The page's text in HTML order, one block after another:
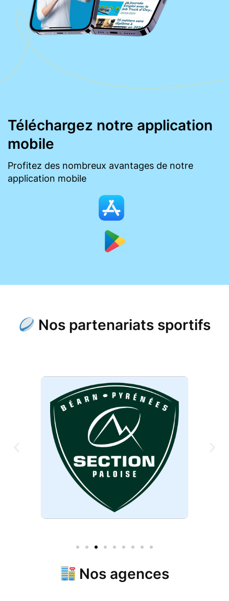
Téléchargez notre application
mobile
Profitez des nombreux avantages de notre
application mobile
Nos partenariats sportifs
Nos agences